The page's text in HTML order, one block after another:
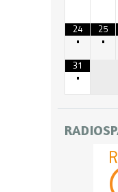
24
•
25
•
31
•